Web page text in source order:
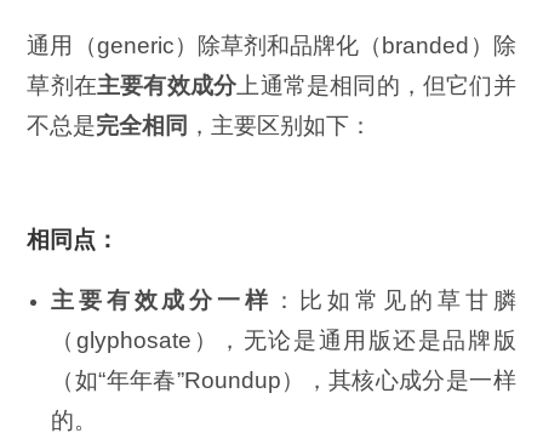
通用（generic）除草剂和品牌化（branded）除
草剂在主要有效成分上通常是相同的，但它们并
不总是完全相同 ，主要区别如下：
相同点：
主要有效成分一样 ：比如常见的草甘膦
（glyphosate），无论是通用版还是品牌版
（如“年年春”Roundup），其核心成分是一样
的。